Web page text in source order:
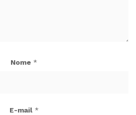
Nome *
E-mail *